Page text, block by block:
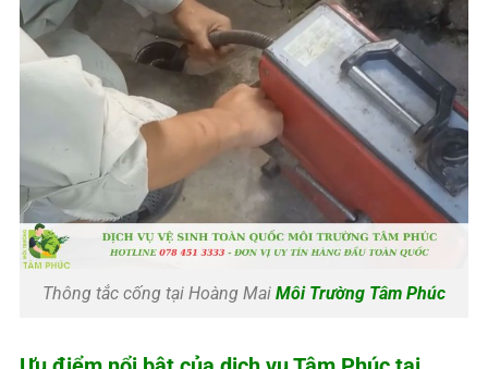
Thông tắc cống tại Hoàng Mai Môi Trường Tâm Phúc